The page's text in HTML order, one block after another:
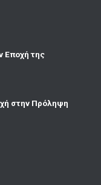
Εποχή της
στην Πρόληψη